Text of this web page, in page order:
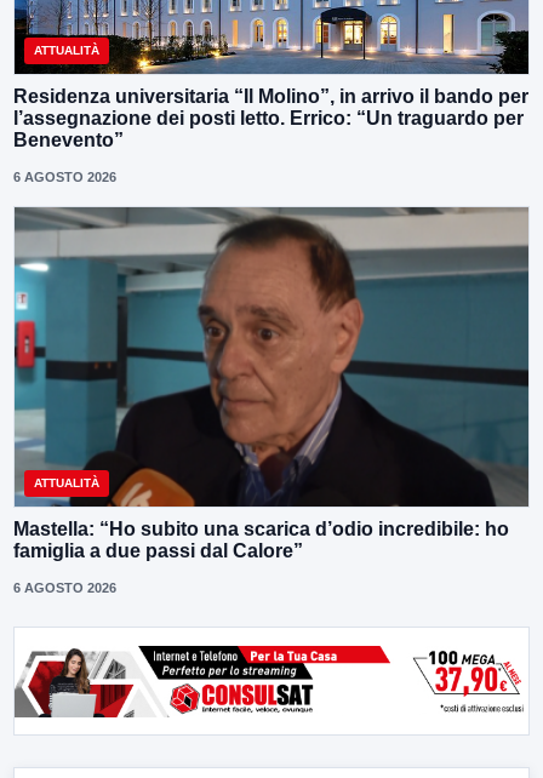
ATTUALITÀ
Residenza universitaria “Il Molino”, in arrivo il bando per
l’assegnazione dei posti letto. Errico: “Un traguardo per
Benevento”
6 AGOSTO 2026
ATTUALITÀ
Mastella: “Ho subito una scarica d’odio incredibile: ho
famiglia a due passi dal Calore”
6 AGOSTO 2026